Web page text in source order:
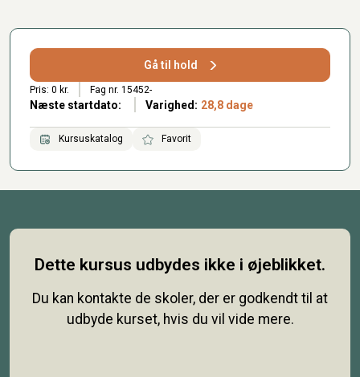
Gå til hold
Pris: 0 kr. Fag nr. 15452-
Næste startdato: Varighed: 28,8 dage
Kursuskatalog Favorit
Dette kursus udbydes ikke i øjeblikket.
Du kan kontakte de skoler, der er godkendt til at
udbyde kurset, hvis du vil vide mere.